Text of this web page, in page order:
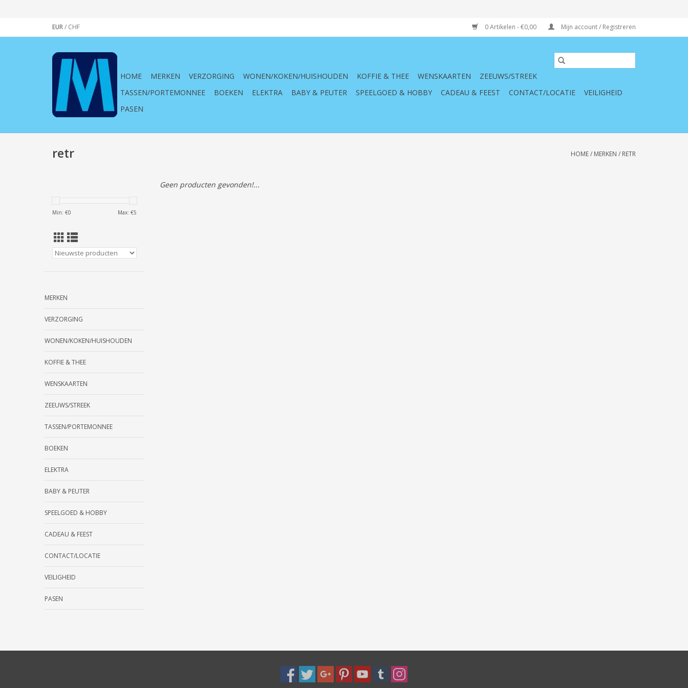
EUR/ CHF 0 Artikelen - €0,00 Mijn account / Registreren
HOME MERKEN VERZORGING WONEN/KOKEN/HUISHOUDEN KOFFIE & THEE WENSKAARTEN
ZEEUWS/STREEK
TASSEN/PORTEMONNEE
BOEKEN ELEKTRA BABY & PEUTER SPEELGOED & HOBBY CADEAU & FEEST CONTACT/LOCATIE
VEILIGHEID
PASEN
retr HOME/ MERKEN / RETR
Min: €0 Max: €5
MERKEN
VERZORGING
WONEN/KOKEN/HUISHOUDEN
KOFFIE & THEE
WENSKAARTEN
ZEEUWS/STREEK
TASSEN/PORTEMONNEE
BOEKEN
ELEKTRA
BABY & PEUTER
SPEELGOED & HOBBY
CADEAU & FEEST
CONTACT/LOCATIE
VEILIGHEID
PASEN
Geen producten gevonden!...